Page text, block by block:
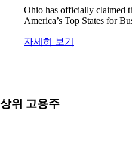
Ohio has officially claimed
America’s Top States for
자세히 보기
상위 고용주